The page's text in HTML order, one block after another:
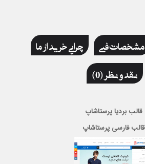
مشخصات فنی
چرایی خرید از ما
نقد و نظر (0)
قالب بردیا پرستاشاپ
قالب فارسی پرستاشاپ